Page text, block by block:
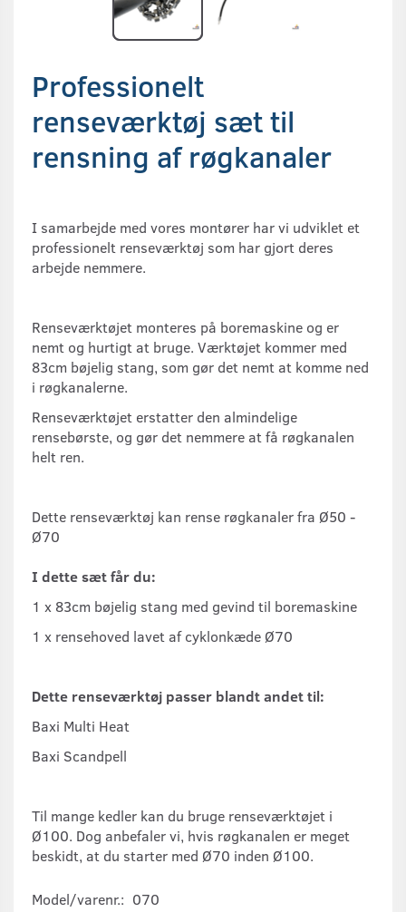
Professionelt
renseværktøj sæt til
rensning af røgkanaler
I samarbejde med vores montører har vi udviklet et
professionelt renseværktøj som har gjort deres
arbejde nemmere.
Renseværktøjet monteres på boremaskine og er
nemt og hurtigt at bruge. Værktøjet kommer med
83cm bøjelig stang, som gør det nemt at komme ned
i røgkanalerne.
Renseværktøjet erstatter den almindelige
rensebørste, og gør det nemmere at få røgkanalen
helt ren.
Dette renseværktøj kan rense røgkanaler fra Ø50 -
Ø70
I dette sæt får du:
1 x 83cm bøjelig stang med gevind til boremaskine
1 x rensehoved lavet af cyklonkæde Ø70
Dette renseværktøj passer blandt andet til:
Baxi Multi Heat
Baxi Scandpell
Til mange kedler kan du bruge renseværktøjet i
Ø100. Dog anbefaler vi, hvis røgkanalen er meget
beskidt, at du starter med Ø70 inden Ø100.
Model/varenr.: 070